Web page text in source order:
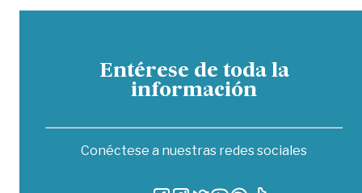
Entérese de toda la
información
Conéctese a nuestras redes sociales